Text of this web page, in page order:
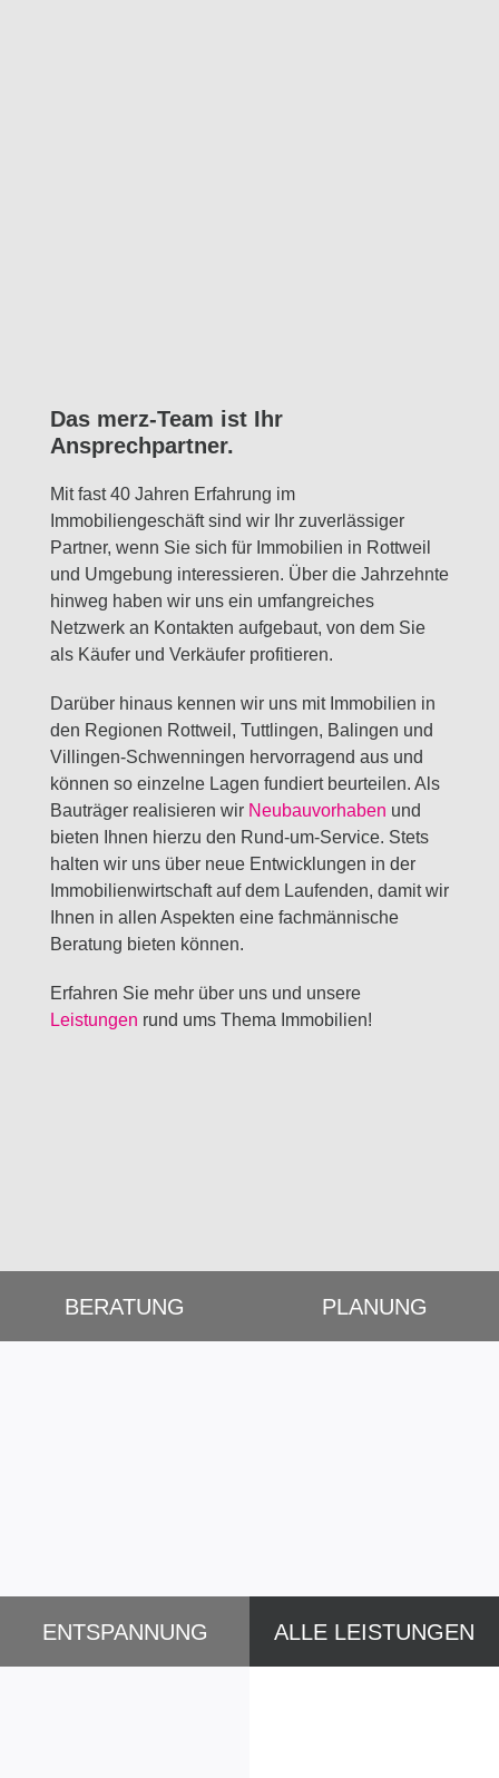
Das merz-Team ist Ihr
Ansprechpartner.
Mit fast 40 Jahren Erfahrung im
Immobiliengeschäft sind wir Ihr zuverlässiger
Partner, wenn Sie sich für Immobilien in Rottweil
und Umgebung interessieren. Über die Jahrzehnte
hinweg haben wir uns ein umfangreiches
Netzwerk an Kontakten aufgebaut, von dem Sie
als Käufer und Verkäufer profitieren.
Darüber hinaus kennen wir uns mit Immobilien in
den Regionen Rottweil, Tuttlingen, Balingen und
Villingen-Schwenningen hervorragend aus und
können so einzelne Lagen fundiert beurteilen. Als
Bauträger realisieren wir Neubauvorhaben und
bieten Ihnen hierzu den Rund-um-Service. Stets
halten wir uns über neue Entwicklungen in der
Immobilienwirtschaft auf dem Laufenden, damit wir
Ihnen in allen Aspekten eine fachmännische
Beratung bieten können.
Erfahren Sie mehr über uns und unsere
Leistungen rund ums Thema Immobilien!
BERATUNG PLANUNG
ENTSPANNUNG ALLE LEISTUNGEN